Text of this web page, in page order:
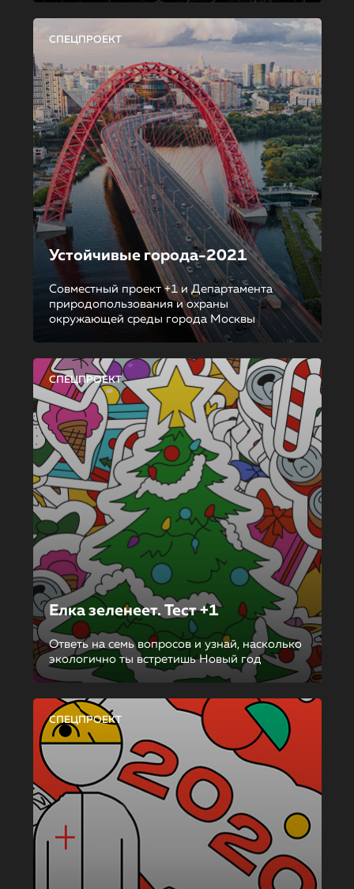
СПЕЦПРОЕКТ
Устойчивые города-2021
Совместный проект +1 и Департамента
природопользования и охраны
окружающей среды города Москвы
СПЕЦПРОЕКТ
Елка зеленеет. Тест +1
Ответь на семь вопросов и узнай, насколько
экологично ты встретишь Новый год
СПЕЦПРОЕКТ